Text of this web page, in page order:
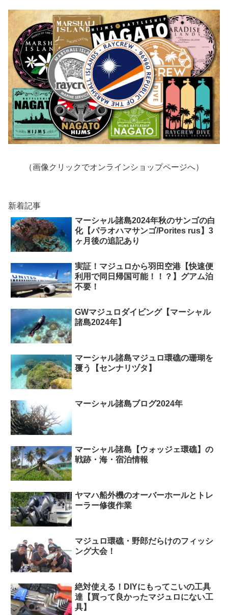
（画像クリックでオンラインショップページへ）
新着記事
マーシャル諸島2024年秋のサンゴの白
化【パラオハマサンゴ/Porites rus】3
ヶ月後の追記あり
実証！マジュロから羽田空港【快速便
利用で同日帰国可能！！？】グアム泊
不要！
GWマジュロダイビング【マーシャル
諸島2024年】
マーシャル諸島マジュロ環礁の珊瑚を
覆う【センナリヅタ】
マーシャル諸島ブログ2024年
マーシャル諸島【ウォッジェ環礁】の
戦跡・海・宿泊情報
ヤマハ船外機のオーバーホールとトレ
ーラー修復作業
マジュロ環礁・野郎だらけのフィッシ
ング大会！
絶対使える！DIYにもってこいの工具
達【買って良かったマジュロにない工
具】